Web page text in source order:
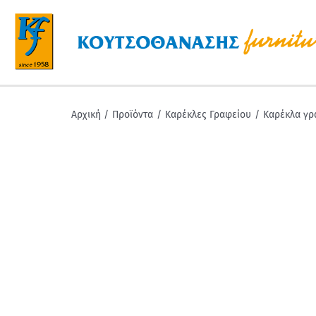
περιεχόμενο
Αρχική Προϊόντα Καρέκλες Γραφείου Καρέκλα